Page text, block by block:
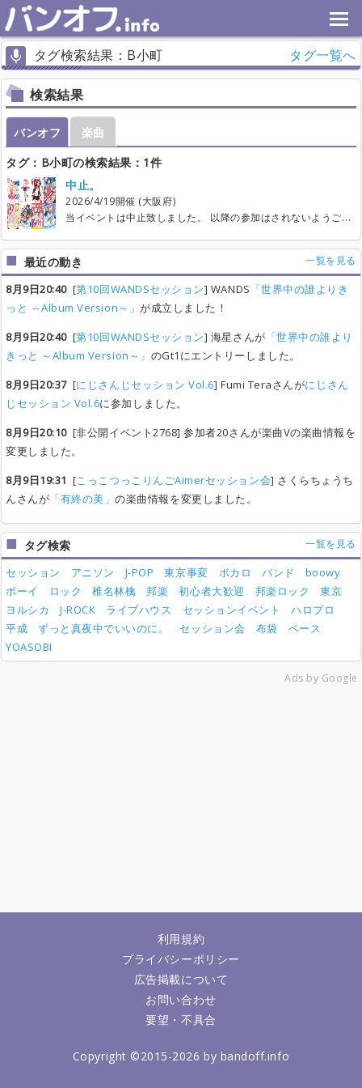
タグ検索結果：B小町 タグ一覧へ
検索結果
バンオフ
楽曲
タグ：B小町の検索結果：1件
中止。
2026/4/19開催 (大阪府)
当イベントは中止致しました。 以降の参加はされないようご注意ください。 既に参加されていた方は エントリー辞退等 お手数ですが可能でしたらよろしくお願いいたします。 ------------------------------------ ◾︎日程と場所 2026年4月19日 246十三Lスタ ◾︎当日スケジュール 13:30 受付開始（1曲目参加者準備開始） 14:00 演奏開始 18:45 演奏終了（時間あればおかわり） 19:00 完パケ 19:30 打ち上げ ※詳細のタイムテーブルについて日が近づきましたらツイッターおよびバンオフでお知らせします。スケジュールは変更する場合があります ◾︎参加費 演奏参加:2000円 / 見学:500円/打ち上げ参加＋3000円 受付時に打ち上げ代の徴収もおこないますのでご用意お願いします。 ※現金支払いでお願いします ※費用は変更する場合があります ◾︎ルール ①リクエスト曲はひとり1曲まで （2025/10/26 20:00よりリクエスト受付開始） ※下記の条件いずれかに該当するものに限ります ＊アニメ及びゲーム、または配信者関連のアイドルによる楽曲 ＊リクエストで同じ曲が出た場合はリクエストの早い方を優先します ＊リクエスト権は使用せずエントリーのみ の参加でも問題ございません ・システムの都合上、レギュレーションより多くエントリーおよびリクエストできますが、規定数内に収まるように気をつけてください。 ⭐︎┈┈┈┈┈重要┈┈┈┈┈⭐︎ ・あくまで【2次元アイドル】による楽曲でのリクエスト、エントリーをお願いいたします 例①：BanG Dream!作品での楽曲は可能？ →Pastel*Paletteに関しては アイドルグループとしての扱いができるが、他ユニットに関しては属していないのでリクエスト不可能です 例②：Vtuberの楽曲は可能？ →ホロライブに関してはアイドルプロダクションのため可能。にじさんじ等 他企業に関しては アイドルとしてのコンテンツとはまた別のため要相談ですのでお問い合わせお願いします ・なるべく作品名やコンテンツ等偏りを防ごうとレギュレーションを一時設けましたが 参加状況を鑑みて 一度こちらは解除させていただきました。 〇〇関連とのような表記を備考に書いてくださった方はそのままでも問題ないですが 以降は書かずにリクエストしても大丈夫です。 ┈┈┈┈┈┈┈┈┈┈ ②エントリーについて ＊エントリー上限緩和時期 2025/10/26 20:00ひとり3曲 （リクエスト曲含む。以下同様） 11/30 21:00 ひとり4曲 12/14 21:00 ひとり5曲 2026/1/25 21:00 上限撤廃 ③リクエストおよびエントリーについて注意 ＊ご負担のないエントリー曲数で未成立曲の支援をしてくださると幸いです ＊ルール上の理由でリクエスト曲を却下する場合がありますのでご了承ください ＊リクエスト曲数の管理がシステム上できないためご自身で管理してください。2曲以上のリクエストは禁止です ④公平性を保つため、成立後の参加辞退はお控えください。その場合は譲渡などで代奏者を見つけたうえで参加の取り消しをお願いします ⑤ギタボおよびギターコーラス（もしくはドラムボーカルやキーボードコーラスなど）は例外的に一枠とします。 ◾︎成立曲について 転換込み一曲15分 課題曲は《合計18曲》までとなります。 時間が余ればおかわりします。スムーズな転換と演奏にご協力ください。また、ドラム等のセッティングは転換しやすいように必ずシンプルなものにしてください。 ◾︎打ち上げについて ご予算3000円ほどで予定しております。後日 打ち上げについての投稿を行いますのでご確認ください。打ち上げの参加については掲示板に表明していただく予定です。 ◾︎その他 ＊ご不明点がありましたらセッション開始時まで主催のX（旧Twitter）のDMを解放していますので そちらまでご連絡お願いします。 なるべく｛氏名、パート、ご要件｝を記入した上でご連絡くださると幸いです。 X（旧Twitter）ID→@yoin37tensei ＊演奏者は当日の演奏開始時間までに来場することを心がけてください。原則、遅れての参加はしないよう心がけてください。 ＊連絡が取れない・演奏開始時間になっても来場がないことにより当日にトラブルが発生した場合、以降の参加ができなくなる場合がございますのでご注意ください。 ＊Twitterよりバンオフにログインできない方については、バンオフ公式にお問い合わせください。 ＊譲渡などはバンオフのスレッドをご活用ください。 ＊一定数の参加者が集まらない場合はイベントを中止する場合があります。 ＊SNS等にて写真、動画の共有の際 必ず写っている方の同意を得た上での掲載をお願いいたします。 個人間でのトラブルは一切の責任をとれませんのでご了承ください。 ♡ SNS用タグ→#関西にじどる
最近の動き 一覧を見る
8月9日20:40[第10回WANDSセッション] WANDS 「世界中の誰よりき
っと ～Album Version～」が成立しました！
8月9日20:40[第10回WANDSセッション] 海星さんが 「世界中の誰より
きっと ～Album Version～」 のGt1にエントリーしました。
8月9日20:37[にじさんじセッション Vol.6] Fumi Teraさんがにじさん
じセッション Vol.6に参加しました。
8月9日20:10[非公開イベント2768] 参加者20さんが楽曲Vの楽曲情報を
変更しました。
8月9日19:31 [こっこつっこりんごAimerセッション会] さくらちょうち
んさんが 「有終の美」の楽曲情報を変更しました。
タグ検索 一覧を見る
セッション アニソン J-POP 東京事変 ボカロ バンド
boowy
ボーイ
ロック 椎名林檎 邦楽 初心者大歓迎 邦楽ロック
東京
ヨルシカ
J-ROCK ライブハウス セッションイベント
ハロプロ
平成
ずっと真夜中でいいのに。 セッション会 布袋
ベース
YOASOBI
Ads by Google
利用規約
プライバシーポリシー
広告掲載について
お問い合わせ
要望・不具合
Copyright ©2015-2026 by bandoff.info